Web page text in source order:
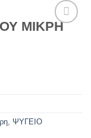
ΜΙΚΡΗ
ΨΥΓΕΙΟ